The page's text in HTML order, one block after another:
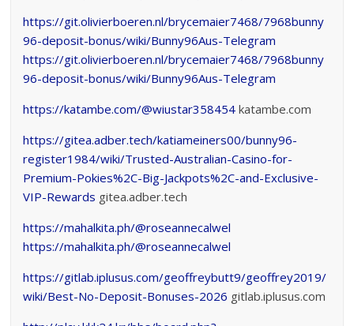
https://git.olivierboeren.nl/brycemaier7468/7968bunny
96-deposit-bonus/wiki/Bunny96Aus-Telegram
https://git.olivierboeren.nl/brycemaier7468/7968bunny
96-deposit-bonus/wiki/Bunny96Aus-Telegram
https://katambe.com/@wiustar358454 katambe.com
https://gitea.adber.tech/katiameiners00/bunny96-
register1984/wiki/Trusted-Australian-Casino-for-
Premium-Pokies%2C-Big-Jackpots%2C-and-Exclusive-
VIP-Rewards gitea.adber.tech
https://mahalkita.ph/@roseannecalwel
https://mahalkita.ph/@roseannecalwel
https://gitlab.iplusus.com/geoffreybutt9/geoffrey2019/
wiki/Best-No-Deposit-Bonuses-2026 gitlab.iplusus.com